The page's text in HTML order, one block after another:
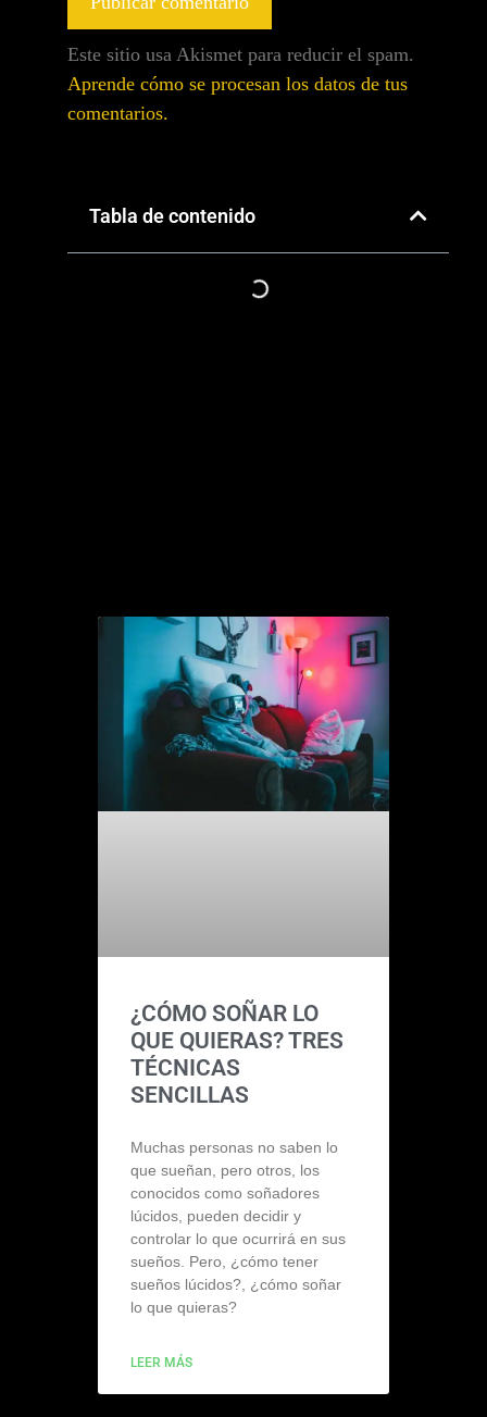
Este sitio usa Akismet para reducir el spam.
Aprende cómo se procesan los datos de tus
comentarios.
Tabla de contenido
¿CÓMO SOÑAR LO
QUE QUIERAS? TRES
TÉCNICAS
SENCILLAS
Muchas personas no saben lo
que sueñan, pero otros, los
conocidos como soñadores
lúcidos, pueden decidir y
controlar lo que ocurrirá en sus
sueños. Pero, ¿cómo tener
sueños lúcidos?, ¿cómo soñar
lo que quieras?
LEER MÁS